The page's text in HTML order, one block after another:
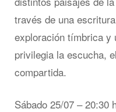
través de una
exploración tímbrica y
privilegia la escucha,
compartida.
Sábado 25/07 – 20:30